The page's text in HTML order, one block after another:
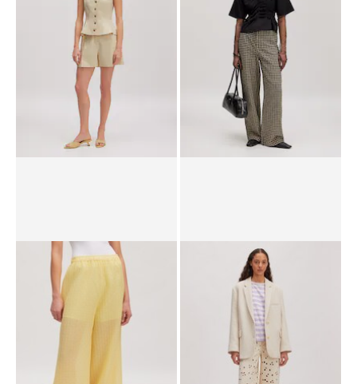
Pantalon 'Sissy'
89.90 CHF
Pantalon 'Pippa'
99.90 CHF 84.90 CHF